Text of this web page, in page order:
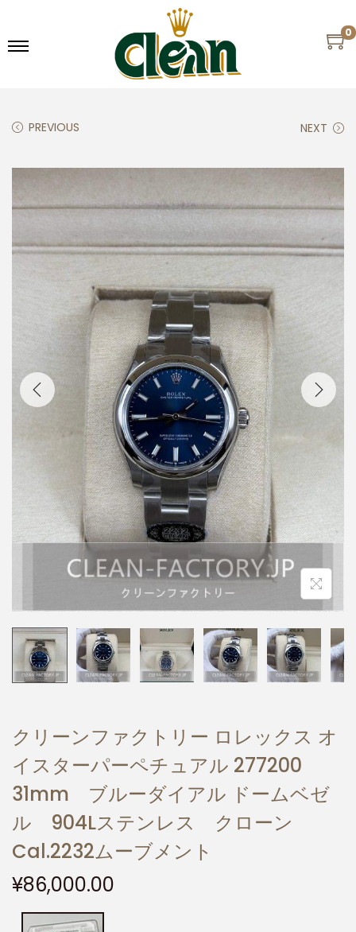
0
PREVIOUS NEXT
クリーンファクトリー ロレックス オ
イスターパーペチュアル 277200
31mm ブルーダイアル ドームベゼ
ル 904Lステンレス クローン
Cal.2232ムーブメント
¥86,000.00